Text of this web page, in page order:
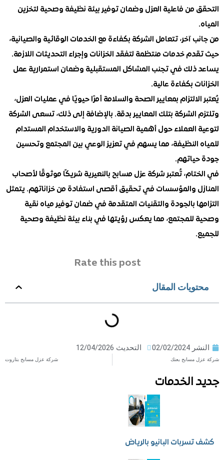
من فاعلية العزل وضمان توفير بيئة نظيفة وصحية لتخزين
آخر، تتعامل الشركة بكفاءة مع الخدمات الوقائية والصيانية،
خدمات منتظمة لتفقد الخزانات وإجراء التحديثات اللازمة.
في تجنب المشاكل المستقبلية وضمان استمرارية عمل
بكفاءة عالية.
بمعايير الصحة والسلامة أمرًا حيويًا في عمليات العزل،
الشركة بتلك المعايير بدقة. بالإضافة إلى ذلك، تسعى الشركة
العملاء حول أهمية الصيانة الدورية والاستخدام المستدام
النظيفة، مما يسهم في تعزيز الوعي بين المجتمع وتحسين
تُعتبر شركة عزل مسابح بالنعيرية شريكًا موثوقًا لأصحاب
والمؤسسات في تحقيق أقصى استفادة من خزاناتهم. يتمثل
بالجودة والتقنيات المتقدمة في ضمان توفير مياه نقية
مما يعكس رؤيتها في بناء بيئة نظيفة وصحية
Rate this post
المقال
02/02/2024 التحديث 12/04/2026
مسابح بعنك شركة عزل مسابح بتاروت
الخدمات
البانيو بالرياض